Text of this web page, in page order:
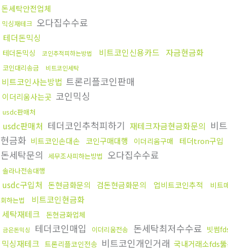
돈세탁안전업체
믹싱재테크 오다집수수료
테더돈믹싱
테더돈믹싱 코인추적피하는방법 비트코인신용카드 자금현금화
코인대리송금 비트코인세탁
비트코인사는방법 트론리플코인판매
이더리움사는곳 코인믹싱
usdc판매처
usdc판매처 테더코인추척피하기 재테크자금현금화문의 비
현금화 비트코인손대손 코인구매대행 이더리움구매 테더tron구입
돈세탁문의 세무조사피하는방법 오다집수수료
솔라나전송대행
usdc구입처 돈현금화문의 검돈현금화문의 업비트코인추적 비트
회하는법
비트코인현금화
세탁재테크
돈현금화업체
금은돈믹싱 테더코인매입 이더리움전송 돈세탁최저수수료 빗썸
믹싱재테크 트론리플코인전송 비트코인개인거래 국내거래소fds